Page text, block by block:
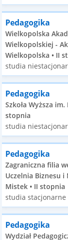
Pedagogika
Wielkopolska
Wielkopolskiej -
Wielkopolska • II
studia
Pedagogika
Szkoła Wyższa im.
stopnia
studia
Pedagogika
Zagraniczna filia
Uczelnia Biznesu i
Mistek • II stopnia
studia stacjonarne
Pedagogika
Wydział